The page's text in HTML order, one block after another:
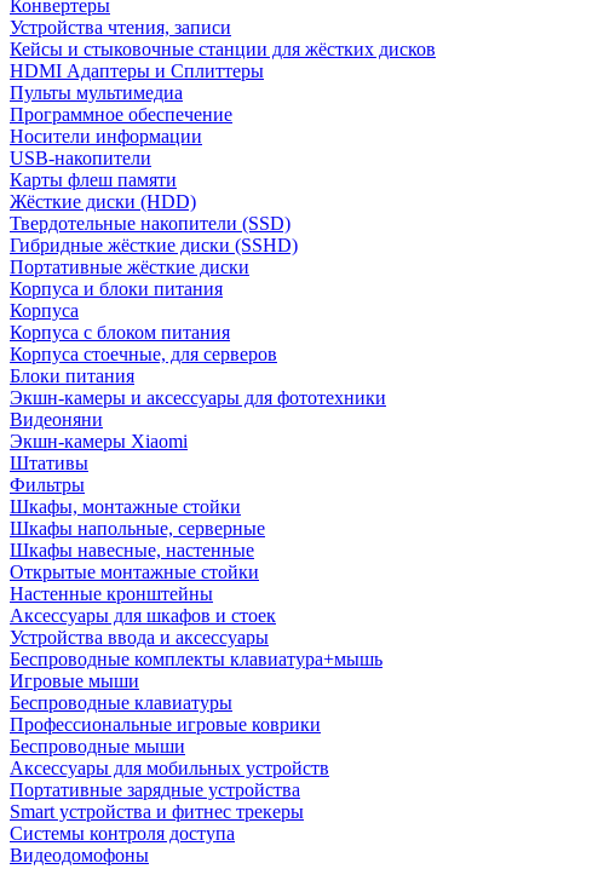
Конвертеры
Устройства чтения, записи
Кейсы и стыковочные станции для жёстких дисков
HDMI Адаптеры и Сплиттеры
Пульты мультимедиа
Программное обеспечение
Носители информации
USB-накопители
Карты флеш памяти
Жёсткие диски (HDD)
Твердотельные накопители (SSD)
Гибридные жёсткие диски (SSHD)
Портативные жёсткие диски
Корпуса и блоки питания
Корпуса
Корпуса с блоком питания
Корпуса стоечные, для серверов
Блоки питания
Экшн-камеры и аксессуары для фототехники
Видеоняни
Экшн-камеры Xiaomi
Штативы
Фильтры
Шкафы, монтажные стойки
Шкафы напольные, серверные
Шкафы навесные, настенные
Открытые монтажные стойки
Настенные кронштейны
Аксессуары для шкафов и стоек
Устройства ввода и аксессуары
Беспроводные комплекты клавиатура+мышь
Игровые мыши
Беспроводные клавиатуры
Профессиональные игровые коврики
Беспроводные мыши
Аксессуары для мобильных устройств
Портативные зарядные устройства
Smart устройства и фитнес трекеры
Системы контроля доступа
Видеодомофоны